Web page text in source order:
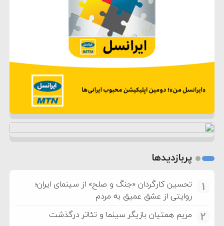
پربازدیدها
1
تحسین کارگردان «جنگ و صلح» از سینمای ایران؛
روایتی از عشق عمیق به مردم
2 مریم همتیان بازیگر سینما و تئاتر درگذشت